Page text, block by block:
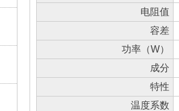
电阻值
容差
功率（W）
成分
特性
温度系数